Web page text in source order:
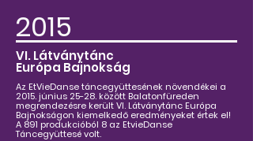
2015
VI. Látványtánc
Európa Bajnokság
Az EtVieDanse táncegyüttesének növendékei a
2015. június 25-28. között Balatonfüreden
megrendezésre került VI. Látványtánc Európa
Bajnokságon kiemelkedő eredményeket értek el!
A 891 produkcióból 8 az EtvieDanse
Táncegyüttesé volt.